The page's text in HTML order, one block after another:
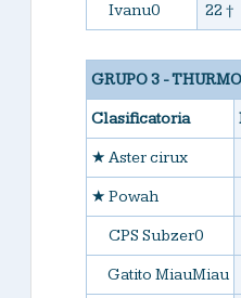
Ivanu0 22 †
GRUPO 3 -
Clasificatoria
★ Aster cirux
★ Powah
CPS Subzer0
Gatito MiauMiau